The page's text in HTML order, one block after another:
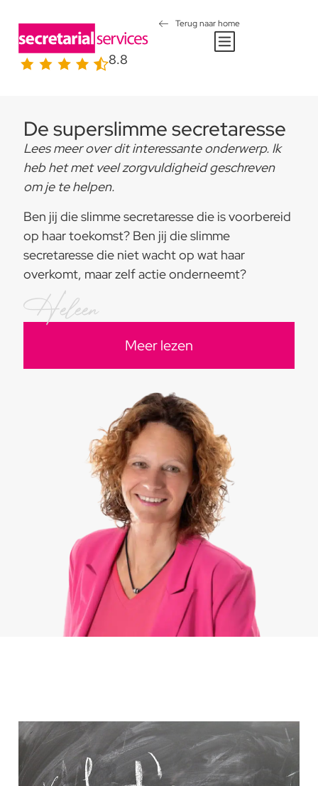
8.8
Terug naar home
De superslimme secretaresse
Lees meer over dit interessante onderwerp. Ik
heb het met veel zorgvuldigheid geschreven
om je te helpen.
Ben jij die slimme secretaresse die is voorbereid
op haar toekomst? Ben jij die slimme
secretaresse die niet wacht op wat haar
overkomt, maar zelf actie onderneemt?
Meer lezen
Heleen